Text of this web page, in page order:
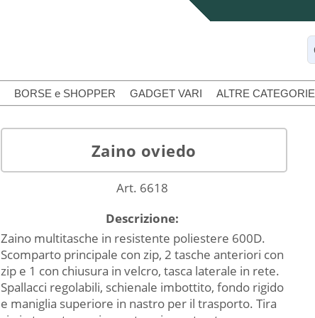
BORSE e SHOPPER GADGET VARI ALTRE CATEGORIE
Zaino oviedo
Art. 6618
Descrizione:
Zaino multitasche in resistente poliestere 600D.
Scomparto principale con zip, 2 tasche anteriori con
zip e 1 con chiusura in velcro, tasca laterale in rete.
Spallacci regolabili, schienale imbottito, fondo rigido
e maniglia superiore in nastro per il trasporto. Tira